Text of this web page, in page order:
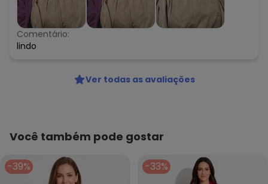
Comentário:
lindo
Ver todas as avaliações
Você também pode gostar
-39% -33%